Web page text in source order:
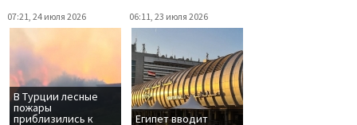
07:21, 24 июля 2026
В Турции лесные
пожары
приблизились к
06:11, 23 июля 2026
Египет вводит